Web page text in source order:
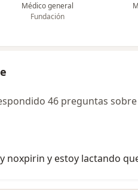
Médico general
Fundación
46 preguntas
noxpirin y estoy lactando